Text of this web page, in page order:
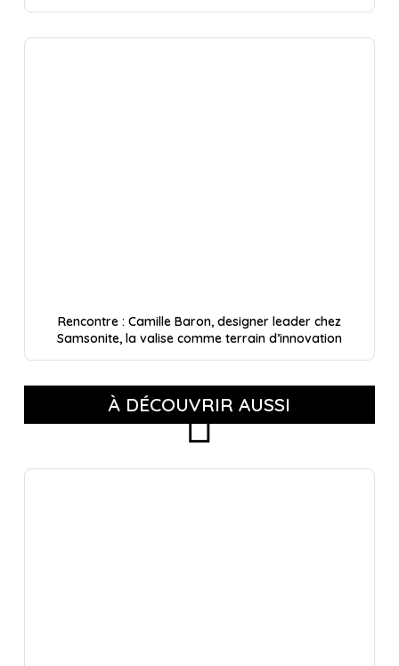
Rencontre : Camille Baron, designer leader chez
Samsonite, la valise comme terrain d’innovation
À DÉCOUVRIR AUSSI